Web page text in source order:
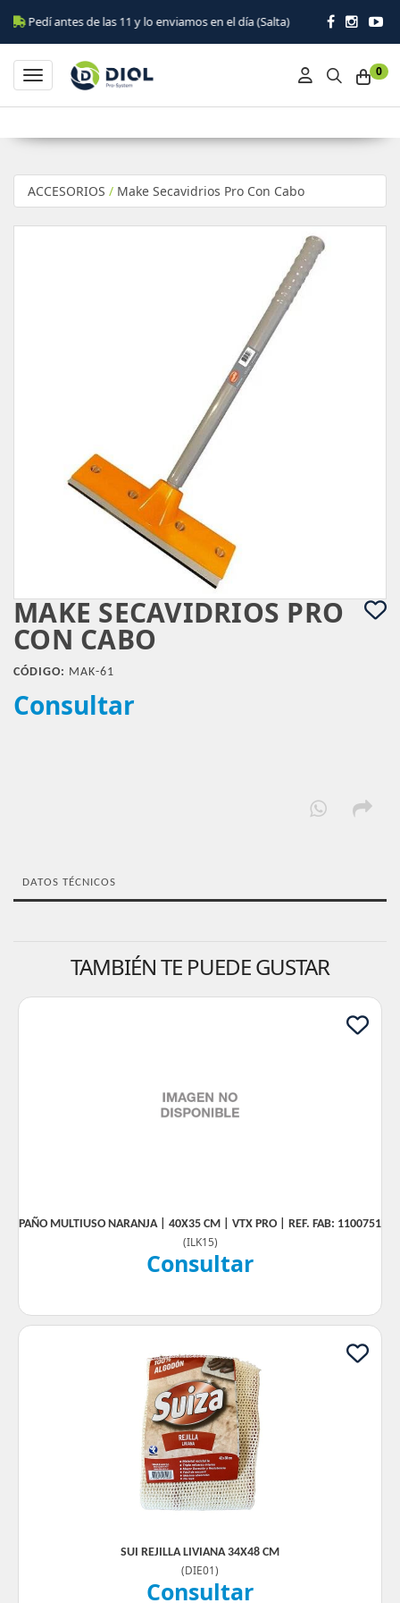
antes de las 11 y lo enviamos en el día (Salta)
0
Toggle navigation
ACCESORIOS / Make Secavidrios Pro Con Cabo
MAKE SECAVIDRIOS PRO
CON CABO
CÓDIGO: MAK-61
Consultar
DATOS TÉCNICOS
TAMBIÉN TE PUEDE GUSTAR
PAÑO MULTIUSO NARANJA | 40X35 CM | VTX PRO | REF. FAB: 1100751
(ILK15)
Consultar
SUI REJILLA LIVIANA 34X48 CM
(DIE01)
Consultar